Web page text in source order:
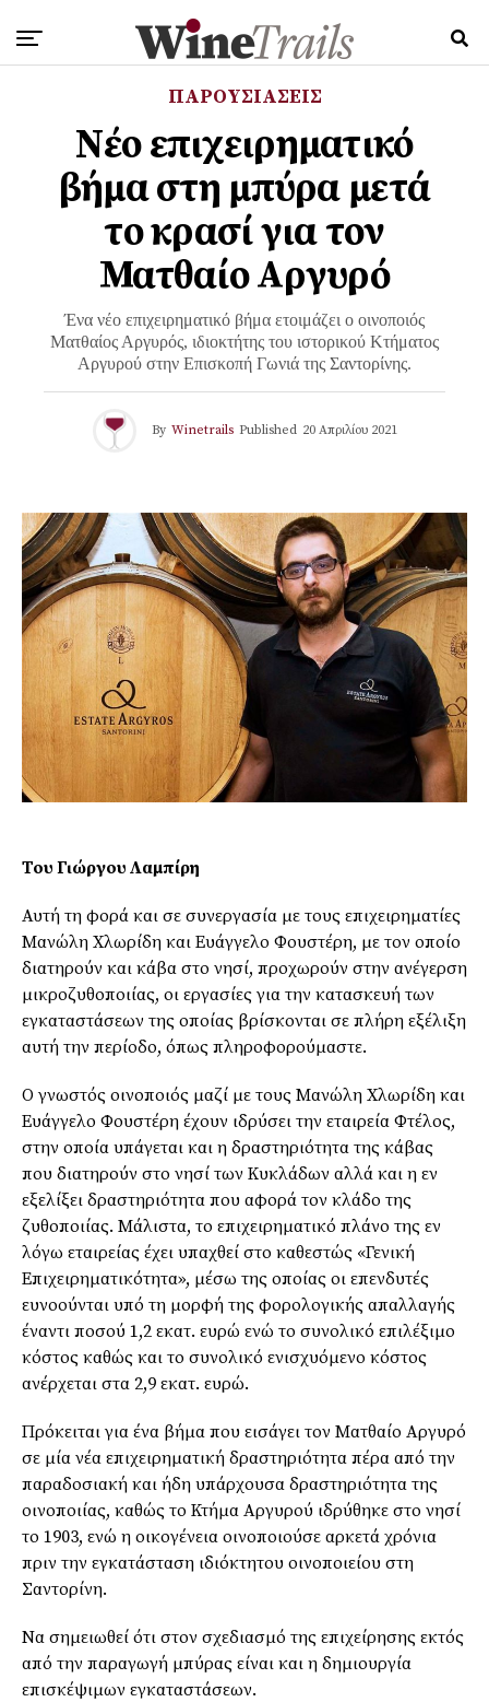
ΠΑΡΟΥΣΙΑΣΕΙΣ
Νέο επιχειρηματικό
βήμα στη μπύρα μετά
το κρασί για τον
Ματθαίο Αργυρό
Ένα νέο επιχειρηματικό βήμα ετοιμάζει ο οινοποιός
Ματθαίος Αργυρός, ιδιοκτήτης του ιστορικού Κτήματος
Αργυρού στην Επισκοπή Γωνιά της Σαντορίνης.
By Winetrails Published 20 Απριλίου 2021
Του Γιώργου Λαμπίρη
Αυτή τη φορά και σε συνεργασία με τους επιχειρηματίες
Μανώλη Χλωρίδη και Ευάγγελο Φουστέρη, με τον οποίο
διατηρούν και κάβα στο νησί, προχωρούν στην ανέγερση
μικροζυθοποιίας, οι εργασίες για την κατασκευή των
εγκαταστάσεων της οποίας βρίσκονται σε πλήρη εξέλιξη
αυτή την περίοδο, όπως πληροφορούμαστε.
Ο γνωστός οινοποιός μαζί με τους Μανώλη Χλωρίδη και
Ευάγγελο Φουστέρη έχουν ιδρύσει την εταιρεία Φτέλος,
στην οποία υπάγεται και η δραστηριότητα της κάβας
που διατηρούν στο νησί των Κυκλάδων αλλά και η εν
εξελίξει δραστηριότητα που αφορά τον κλάδο της
ζυθοποιίας. Μάλιστα, το επιχειρηματικό πλάνο της εν
λόγω εταιρείας έχει υπαχθεί στο καθεστώς «Γενική
Επιχειρηματικότητα», μέσω της οποίας οι επενδυτές
ευνοούνται υπό τη μορφή της φορολογικής απαλλαγής
έναντι ποσού 1,2 εκατ. ευρώ ενώ το συνολικό επιλέξιμο
κόστος καθώς και το συνολικό ενισχυόμενο κόστος
ανέρχεται στα 2,9 εκατ. ευρώ.
Πρόκειται για ένα βήμα που εισάγει τον Ματθαίο Αργυρό
σε μία νέα επιχειρηματική δραστηριότητα πέρα από την
παραδοσιακή και ήδη υπάρχουσα δραστηριότητα της
οινοποιίας, καθώς το Κτήμα Αργυρού ιδρύθηκε στο νησί
το 1903, ενώ η οικογένεια οινοποιούσε αρκετά χρόνια
πριν την εγκατάσταση ιδιόκτητου οινοποιείου στη
Σαντορίνη.
Να σημειωθεί ότι στον σχεδιασμό της επιχείρησης εκτός
από την παραγωγή μπύρας είναι και η δημιουργία
επισκέψιμων εγκαταστάσεων.